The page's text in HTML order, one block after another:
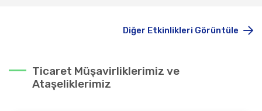
Diğer Etkinlikleri Görüntüle
Ticaret Müşavirliklerimiz ve
Ataşeliklerimiz